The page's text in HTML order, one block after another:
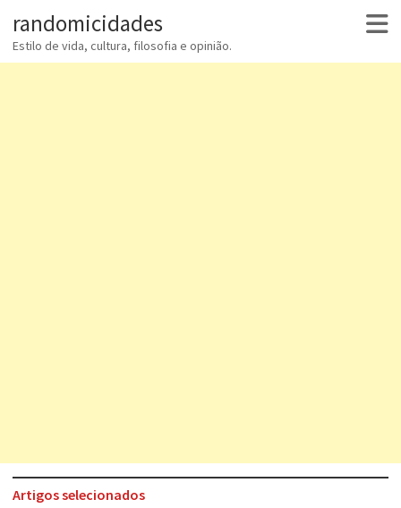
randomicidades
Estilo de vida, cultura, filosofia e opinião.
Artigos selecionados